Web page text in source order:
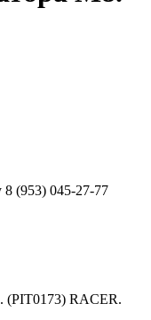
8 (953) 045-27-77
(PIT0173) RACER.